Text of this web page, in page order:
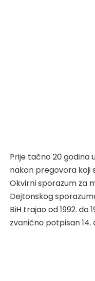
Prije tačno 20 godina
nakon pregovora koji
Okvirni sporazum za
Dejtonskog
BiH trajao od 1992. do
zvanično potpisan 14.